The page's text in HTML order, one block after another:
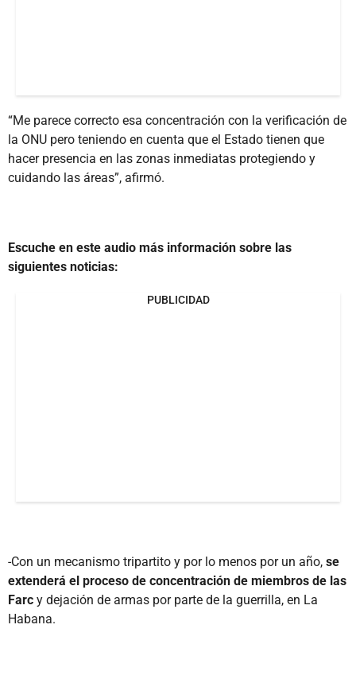
“Me parece correcto esa concentración con la verificación de
la ONU pero teniendo en cuenta que el Estado tienen que
hacer presencia en las zonas inmediatas protegiendo y
cuidando las áreas”, afirmó.
Escuche en este audio más información sobre las
siguientes noticias:
PUBLICIDAD
-Con un mecanismo tripartito y por lo menos por un año, se
extenderá el proceso de concentración de miembros de las
Farc y dejación de armas por parte de la guerrilla, en La
Habana.